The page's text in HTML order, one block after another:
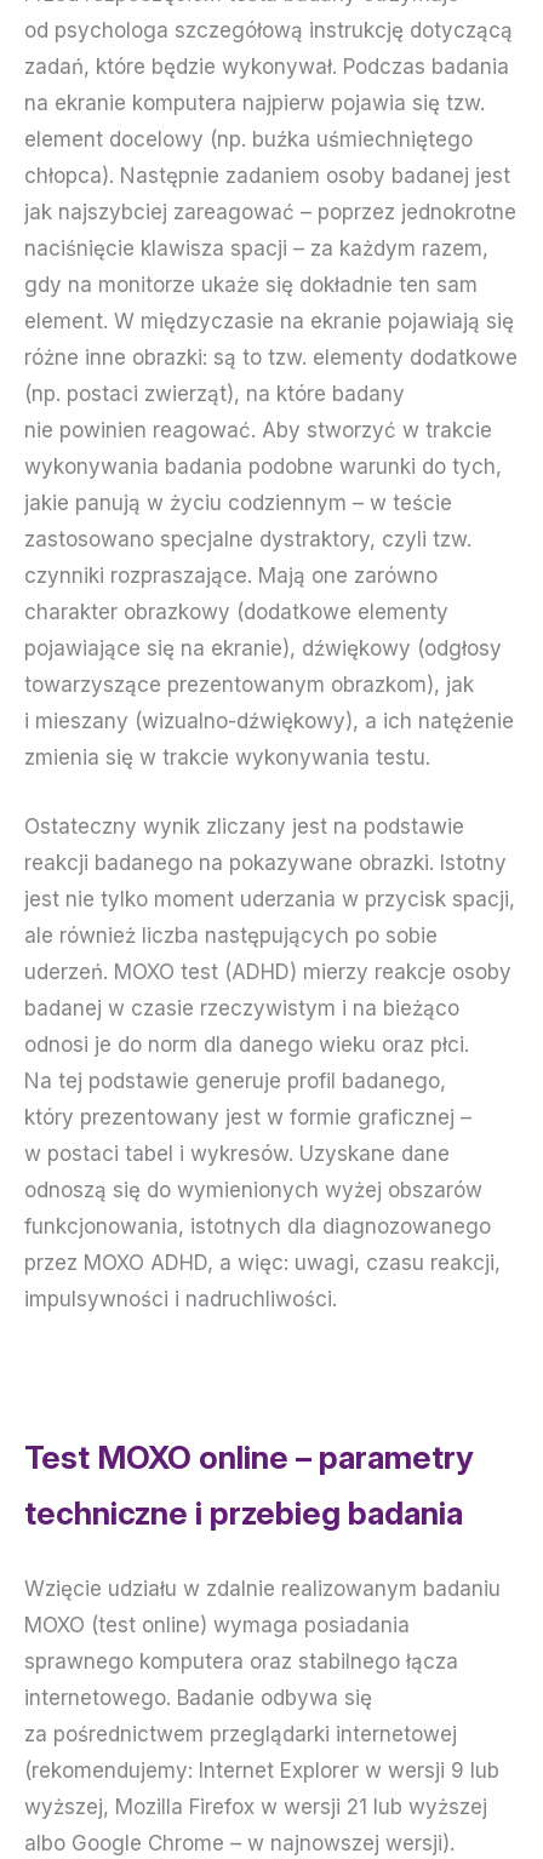
od psychologa szczegółową instrukcję dotyczącą
zadań, które będzie wykonywał. Podczas badania
na ekranie komputera najpierw pojawia się tzw.
element docelowy (np. buźka uśmiechniętego
chłopca). Następnie zadaniem osoby badanej jest
jak najszybciej zareagować – poprzez jednokrotne
naciśnięcie klawisza spacji – za każdym razem,
gdy na monitorze ukaże się dokładnie ten sam
element. W międzyczasie na ekranie pojawiają się
różne inne obrazki: są to tzw. elementy dodatkowe
(np. postaci zwierząt), na które badany
nie powinien reagować. Aby stworzyć w trakcie
wykonywania badania podobne warunki do tych,
jakie panują w życiu codziennym – w teście
zastosowano specjalne dystraktory, czyli tzw.
czynniki rozpraszające. Mają one zarówno
charakter obrazkowy (dodatkowe elementy
pojawiające się na ekranie), dźwiękowy (odgłosy
towarzyszące prezentowanym obrazkom), jak
i mieszany (wizualno-dźwiękowy), a ich natężenie
zmienia się w trakcie wykonywania testu.
Ostateczny wynik zliczany jest na podstawie
reakcji badanego na pokazywane obrazki. Istotny
jest nie tylko moment uderzania w przycisk spacji,
ale również liczba następujących po sobie
uderzeń. MOXO test (ADHD) mierzy reakcje osoby
badanej w czasie rzeczywistym i na bieżąco
odnosi je do norm dla danego wieku oraz płci.
Na tej podstawie generuje profil badanego,
który prezentowany jest w formie graficznej –
w postaci tabel i wykresów. Uzyskane dane
odnoszą się do wymienionych wyżej obszarów
funkcjonowania, istotnych dla diagnozowanego
przez MOXO ADHD, a więc: uwagi, czasu reakcji,
impulsywności i nadruchliwości.
Test MOXO online – parametry
techniczne i przebieg badania
Wzięcie udziału w zdalnie realizowanym badaniu
MOXO (test online) wymaga posiadania
sprawnego komputera oraz stabilnego łącza
internetowego. Badanie odbywa się
za pośrednictwem przeglądarki internetowej
(rekomendujemy: Internet Explorer w wersji 9 lub
wyższej, Mozilla Firefox w wersji 21 lub wyższej
albo Google Chrome – w najnowszej wersji).